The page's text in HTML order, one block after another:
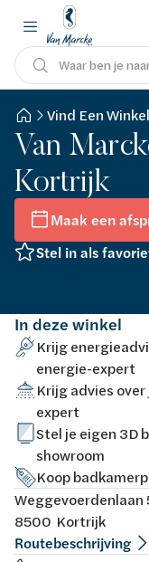
Waar ben je
Vind Een Winkel
Van
Kortrijk
Maak een
Stel in als
In deze winkel
Krijg
energie-expert
Krijg advies
expert
Stel je eigen 3D
showroom
Koop
Weggevoerdenlaan
8500 Kortrijk
Routebeschrijving